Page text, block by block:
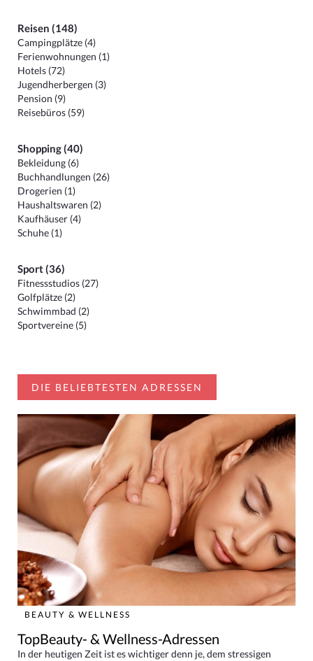
Reisen (148)
Campingplätze (4)
Ferienwohnungen (1)
Hotels (72)
Jugendherbergen (3)
Pension (9)
Reisebüros (59)
Shopping (40)
Bekleidung (6)
Buchhandlungen (26)
Drogerien (1)
Haushaltswaren (2)
Kaufhäuser (4)
Schuhe (1)
Sport (36)
Fitnessstudios (27)
Golfplätze (2)
Schwimmbad (2)
Sportvereine (5)
DIE BELIEBTESTEN ADRESSEN
BEAUTY & WELLNESS
TopBeauty- & Wellness-Adressen
In der heutigen Zeit ist es wichtiger denn je, dem stressigen